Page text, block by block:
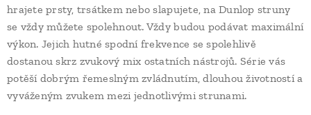
hrajete prsty, trsátkem nebo slapujete, na Dunlop struny
se vždy můžete spolehnout. Vždy budou podávat maximální
výkon. Jejich hutné spodní frekvence se spolehlivě
dostanou skrz zvukový mix ostatních nástrojů. Série vás
potěší dobrým řemeslným zvládnutím, dlouhou životností a
vyváženým zvukem mezi jednotlivými strunami.